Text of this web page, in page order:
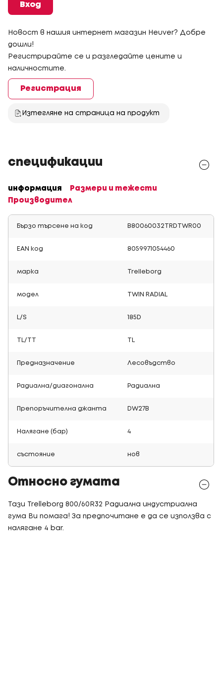
Вход
Новост в нашия интернет магазин Heuver? Добре
дошли!
Регистрирайте се и разгледайте цените и
наличностите.
Регистрация
Изтегляне на страница на продукт
спецификации
информация
Размери и тежести
Производител
Бързо търсене на код B80060032TRDTWR00
EAN код 8059971054460
марка Trelleborg
модел TWIN RADIAL
L/S 185D
TL/TT
Предназначение Лесовъдство
Радиална/диагонална Радиална
Препоръчителна джанта DW27B
Налягане (бар) 4
състояние нов
Относно гумата
Тази Trelleborg 800/60R32 Радиална индустриална
гума Ви помага! За предпочитане е да се използва с
налягане 4 bar.